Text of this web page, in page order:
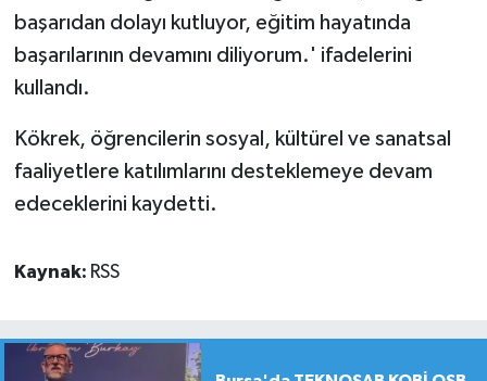
başarıdan dolayı kutluyor, eğitim hayatında
başarılarının devamını diliyorum.' ifadelerini
kullandı.
Kökrek, öğrencilerin sosyal, kültürel ve sanatsal
faaliyetlere katılımlarını desteklemeye devam
edeceklerini kaydetti.
Kaynak: RSS